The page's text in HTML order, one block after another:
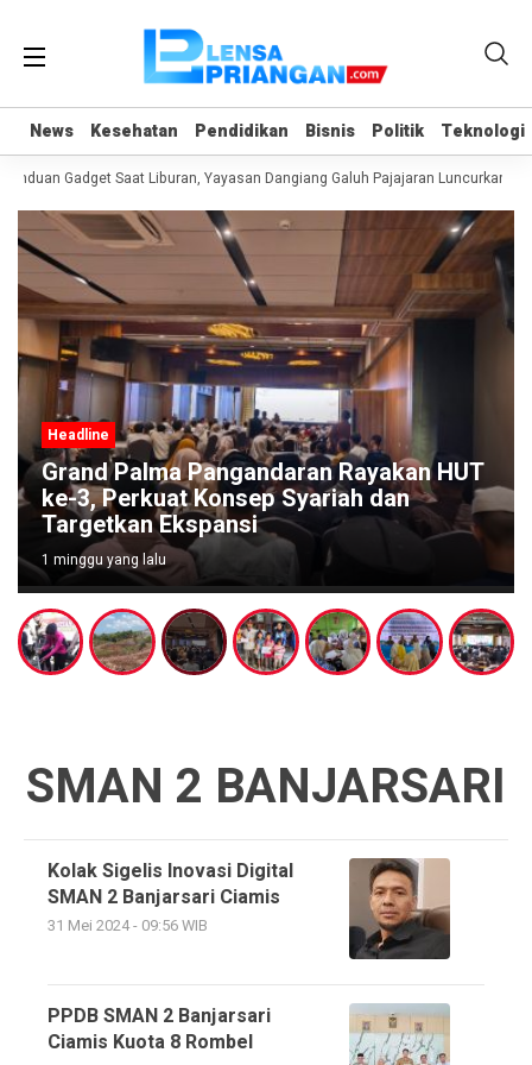
News Kesehatan Pendidikan Bisnis Politik Teknologi
News Kesehatan Pendidikan Bisnis Politik Teknologi
Gadget Saat Liburan, Yayasan Dangiang Galuh Pajajaran Luncurkan
Headline
Grand Palma Pangandaran Rayakan HUT
ke-3, Perkuat Konsep Syariah dan
Targetkan Ekspansi
1 minggu yang lalu
SMAN 2 BANJARSARI
Kolak Sigelis Inovasi Digital
SMAN 2 Banjarsari Ciamis
31 Mei 2024 - 09:56 WIB
PPDB SMAN 2 Banjarsari
Ciamis Kuota 8 Rombel